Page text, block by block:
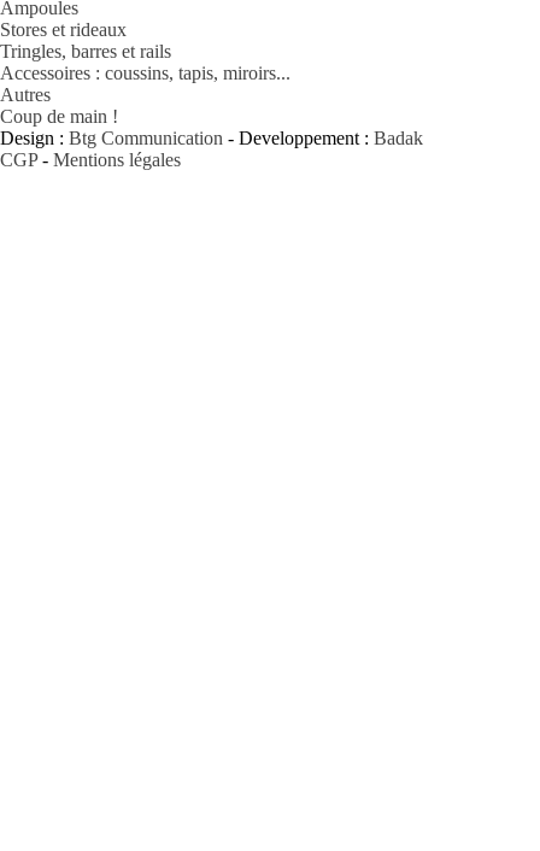
Ampoules
Stores et rideaux
Tringles, barres et rails
Accessoires : coussins, tapis, miroirs...
Autres
Coup de main !
Design : Btg Communication - Developpement : Badak
CGP- Mentions légales